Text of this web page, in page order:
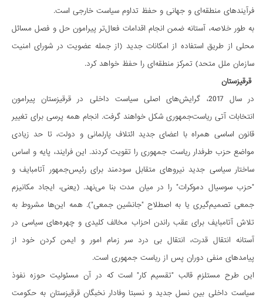
فرآیندهای منطقه‌ای و جهانی و حفظ تداوم سیاست خارجی است.
به طور خلاصه، آستانه ضمن انجام اقدامات فعال‌تر پیرامون حل و فصل مسائل
محلی از طریق استفاده از امکانات جدید (از جمله عضویت در شورای امنیت
سازمان ملل متحد) تمرکز منطقه‌ای را حفظ خواهد کرد.
قرقیزستان
در سال 2017، گرایش‌های اصلی سیاست داخلی در قرقیزستان پیرامون
انتخابات آتی ریاست‌جمهوری شکل خواهند گرفت. انجام همه پرسی برای تغییر
قانون اساسی همراه با اعضای جدید ائتلاف پارلمانی و دولت، تا حد زیادی
مواضع حزب طرفدار ریاست جمهوری را تقویت کردند. این فرایند، پایه و اساس
ساختار سیاسی جدید نیروهای متقابل سودمند برای رئیس‌جمهور آتامبایف و
"حزب سوسیال دموکرات" را در میان مدت بنا می‌نهد. (یعنی، ایجاد مکانیزم
جمعی تصمیم‌گیری یا به اصطلاح "جانشین جمعی"). همه این‌ها مشروط به
تلاش آتامبایف برای عقب راندن احزاب مخالف کلیدی و چهره‌های سیاسی در
آستانه انتقال قدرت، انتقال بی درد سر زمام امور و ایمن کردن خود از
پیامدهای منفی دوران پس از ریاست جمهوری است.
این طرح مستلزم قالب "تقسیم کار" است که در آن مسئولیت حوزه نفوذ
سیاست داخلی بین نسل جدید و نسبتا وفادار نخبگان قرقیزستان به حکومت